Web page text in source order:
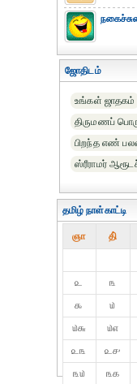
ஜோதிடம்
உங்கள் ஜாதகம்
திருமணப்
பிறந்த எண்
ஸ்ரீராமர்
தமிழ் நாள்காட்டி
ஞா தி்
௨
௩
௯
௰
௰௬
௰௭
௨௩
௨௪
௩௰
௩௧